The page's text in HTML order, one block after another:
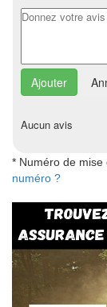
Aucun avis
* Numéro de
numéro ?